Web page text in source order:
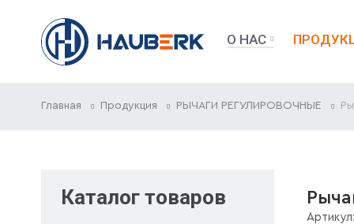
О НАС
Главная Продукция РЫЧАГИ РЕГУЛИРОВОЧНЫЕ
Каталог товаров
Артикул: